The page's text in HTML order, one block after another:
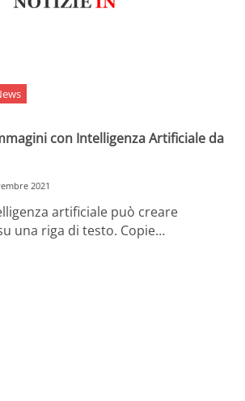
con Intelligenza Artificiale da
2021
artificiale può creare
una riga di testo. Copie…